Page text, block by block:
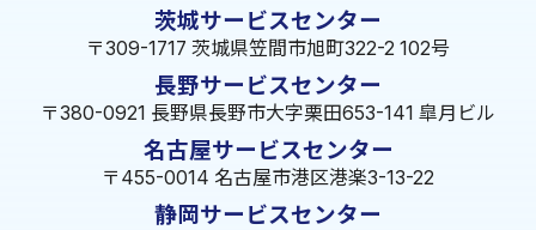
茨城サービスセンター
〒309-1717 茨城県笠間市旭町322-2 102号
長野サービスセンター
〒380-0921 長野県長野市大字栗田653-141 皐月ビル
名古屋サービスセンター
〒455-0014 名古屋市港区港楽3-13-22
静岡サービスセンター